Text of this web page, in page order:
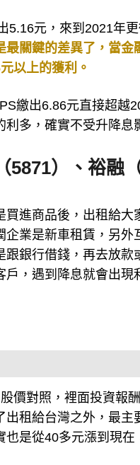
5.16元，來到2021年
最關鍵的差異了，當金
以上的獲利。
繳出6.86元直接超越
多，確實不受升降息
5871）、裕融
進商品後，出租給
業是新車租賃，另
銀行借錢，再去放
，遇到降息就會出現
價對照，裡面投資報
租給台灣之外，最
也是從40多元漲到現